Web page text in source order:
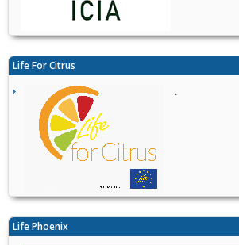
Life For Citrus
Life Phoenix